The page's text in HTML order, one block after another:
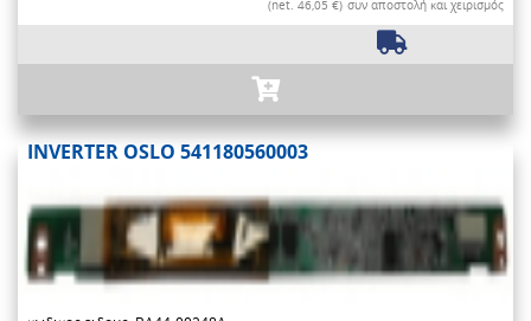
(net. 46,05 €) συν αποστολή και χειρισμός
INVERTER OSLO 541180560003